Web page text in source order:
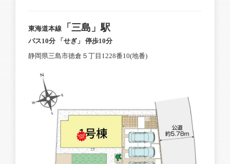
東海道本線 「三島」駅
バス10分 「せぎ」 停歩10分
静岡県三島市徳倉５丁目1228番10(地番)